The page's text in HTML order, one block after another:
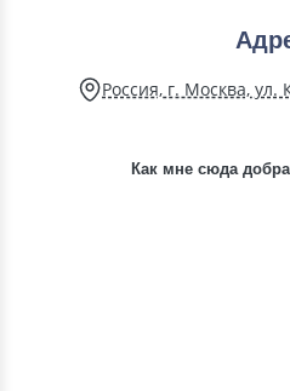
Россия, г. Москва, ул.
Как мне сюда